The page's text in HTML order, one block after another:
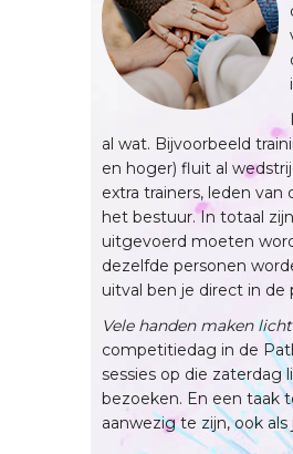
al wat. Bijvoorbeeld
en hoger) fluit al
extra trainers, leden
het bestuur. In totaal
uitgevoerd moeten
dezelfde personen
uitval ben je direct in de
Vele handen maken
competitiedag in de
sessies op die
bezoeken. En een taak
aanwezig te zijn, ook